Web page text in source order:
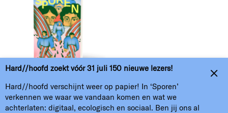
H//h
Home Over Nieuwsbrief
Colofon
Verzamel kunst of word abonnee
ANBI
Hard//hoofd zoekt vóór 31 juli 150 nieuwe lezers!
Hard//hoofd verschijnt weer op papier! In ‘Sporen’
verkennen we waar we vandaan komen en wat we
achterlaten: digitaal, ecologisch en sociaal. Ben jij ons al